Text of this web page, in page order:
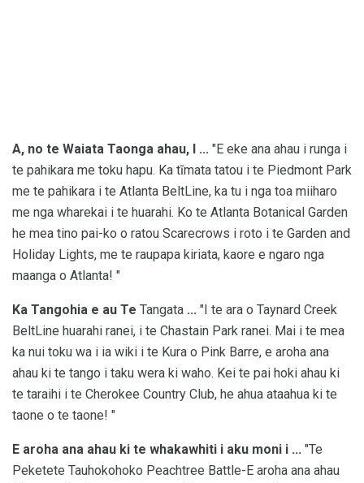
A, no te Waiata Taonga ahau, I ... "E eke ana ahau i runga i
te pahikara me toku hapu. Ka tīmata tatou i te Piedmont Park
me te pahikara i te Atlanta BeltLine, ka tu i nga toa miiharo
me nga wharekai i te huarahi. Ko te Atlanta Botanical Garden
he mea tino pai-ko o ratou Scarecrows i roto i te Garden and
Holiday Lights, me te raupapa kiriata, kaore e ngaro nga
maanga o Atlanta! "
Ka Tangohia e au Te Tangata ... "I te ara o Taynard Creek
BeltLine huarahi ranei, i te Chastain Park ranei. Mai i te mea
ka nui toku wa i ia wiki i te Kura o Pink Barre, e aroha ana
ahau ki te tango i taku wera ki waho. Kei te pai hoki ahau ki
te taraihi i te Cherokee Country Club, he ahua ataahua ki te
taone o te taone! "
E aroha ana ahau ki te whakawhiti i aku moni i ... "Te
Peketete Tauhokohoko Peachtree Battle-E aroha ana ahau